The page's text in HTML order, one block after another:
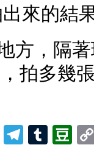
來的結
方，隔
拍多幾
WeChat